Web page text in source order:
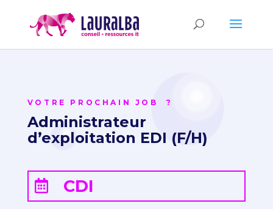
VOTRE PROCHAIN JOB ?
Administrateur
d’exploitation EDI (F/H)
 CDI